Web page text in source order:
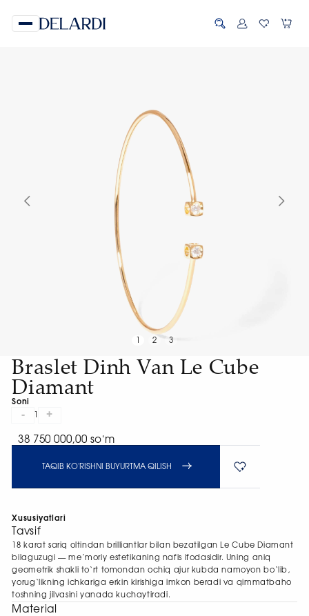
2 3
Braslet Dinh Van Le Cube
Diamant
Soni
- +
38 750 000,00 soʻm
TAQIB KO'RISHNI BUYURTMA QILISH
Xususiyatlari
Tavsif
18 karat sariq oltindan brilliantlar bilan bezatilgan Le Cube Diamant
bilaguzugi — me’moriy estetikaning nafis ifodasidir. Uning aniq
geometrik shakli to‘rt tomondan ochiq ajur kubda namoyon bo‘lib,
yorug‘likning ichkariga erkin kirishiga imkon beradi va qimmatbaho
toshning jilvasini yanada kuchaytiradi.
Material